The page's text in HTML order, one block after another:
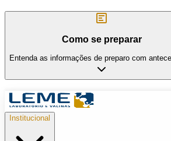
Como se preparar
Entenda as informações de preparo com
Institucional